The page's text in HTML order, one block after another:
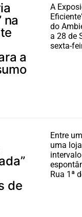
na
a
A
do
a 28 de
sexta-
de
Entre
uma
Rua 1ª